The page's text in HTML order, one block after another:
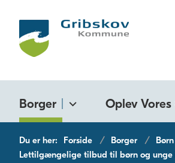
Borger Oplev
Du er her: Forside Borger
Lettilgængelige tilbud til børn og unge